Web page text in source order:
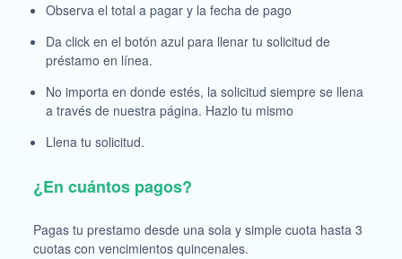
Observa el total a pagar y la fecha de pago
Da click en el botón azul para llenar tu solicitud de
préstamo en línea.
No importa en donde estés, la solicitud siempre se llena
a través de nuestra página. Hazlo tu mismo
Llena tu solicitud.
¿En cuántos pagos?
Pagas tu prestamo desde una sola y simple cuota hasta 3
cuotas con vencimientos quincenales.